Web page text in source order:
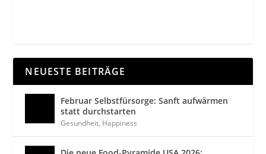
NEUESTE BEITRÄGE
Februar Selbstfürsorge: Sanft aufwärmen
statt durchstarten
Gesundheit, Happiness